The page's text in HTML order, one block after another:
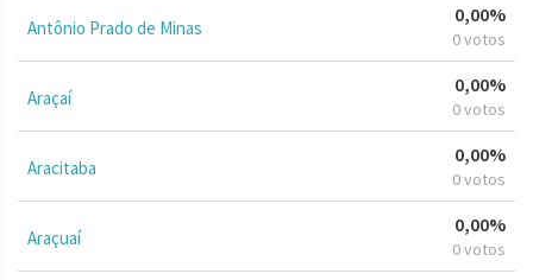
Antônio Prado de Minas
0,00%
0 votos
Araçaí
0,00%
0 votos
Aracitaba
0,00%
0 votos
Araçuaí
0,00%
0 votos